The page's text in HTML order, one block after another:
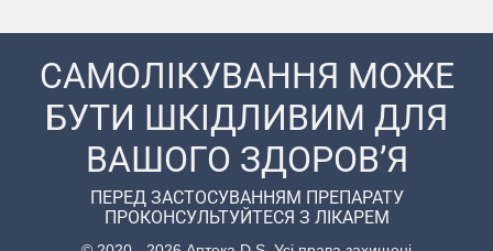
САМОЛІКУВАННЯ МОЖЕ
БУТИ ШКІДЛИВИМ ДЛЯ
ВАШОГО ЗДОРОВ’Я
ПЕРЕД ЗАСТОСУВАННЯМ ПРЕПАРАТУ
ПРОКОНСУЛЬТУЙТЕСЯ З ЛІКАРЕМ